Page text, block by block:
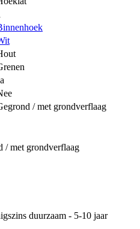
/ met grondverflaag
/ met grondverflaag
duurzaam - 5-10 jaar